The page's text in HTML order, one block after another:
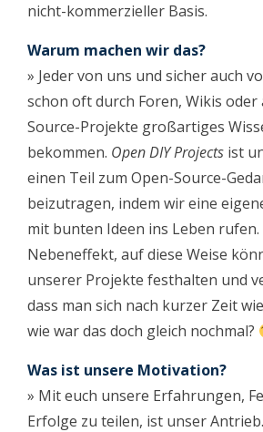
nicht-kommerzieller Basis.
Warum machen wir das?
» Jeder von uns und sicher auch
schon oft durch Foren, Wikis oder
Source-Projekte großartiges
bekommen. Open DIY Projects ist
einen Teil zum Open-Source-
beizutragen, indem wir eine
mit bunten Ideen ins Leben
Nebeneffekt, auf diese Weise
unserer Projekte festhalten und
dass man sich nach kurzer Zeit
wie war das doch gleich nochmal?
Was ist unsere Motivation?
» Mit euch unsere Erfahrungen,
Erfolge zu teilen, ist unser